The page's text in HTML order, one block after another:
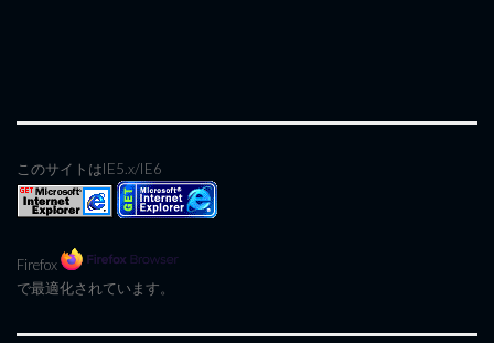
このサイトはIE5.x/IE6
Firefox
で最適化されています。